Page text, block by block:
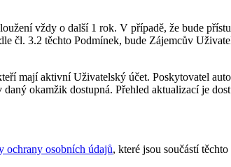
vždy o další 1 rok. V případě, že bude
čl. 3.2 těchto Podmínek, bude Zájemcův
mají aktivní Uživatelský účet. Poskytovatel
okamžik dostupná. Přehled aktualizací je
ochrany osobních údajů, které jsou součástí